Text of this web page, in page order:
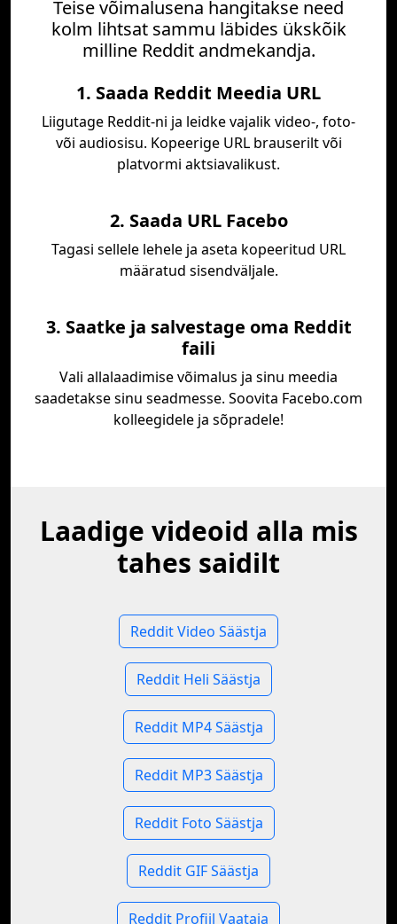
Teise võimalusena hangitakse need
kolm lihtsat sammu läbides ükskõik
milline Reddit andmekandja.
1. Saada Reddit Meedia URL
Liigutage Reddit-ni ja leidke vajalik video-, foto-
või audiosisu. Kopeerige URL brauserilt või
platvormi aktsiavalikust.
2. Saada URL Facebo
Tagasi sellele lehele ja aseta kopeeritud URL
määratud sisendväljale.
3. Saatke ja salvestage oma Reddit
faili
Vali allalaadimise võimalus ja sinu meedia
saadetakse sinu seadmesse. Soovita Facebo.com
kolleegidele ja sõpradele!
Laadige videoid alla mis
tahes saidilt
Reddit Video Säästja
Reddit Heli Säästja
Reddit MP4 Säästja
Reddit MP3 Säästja
Reddit Foto Säästja
Reddit GIF Säästja
Reddit Profiil Vaataja